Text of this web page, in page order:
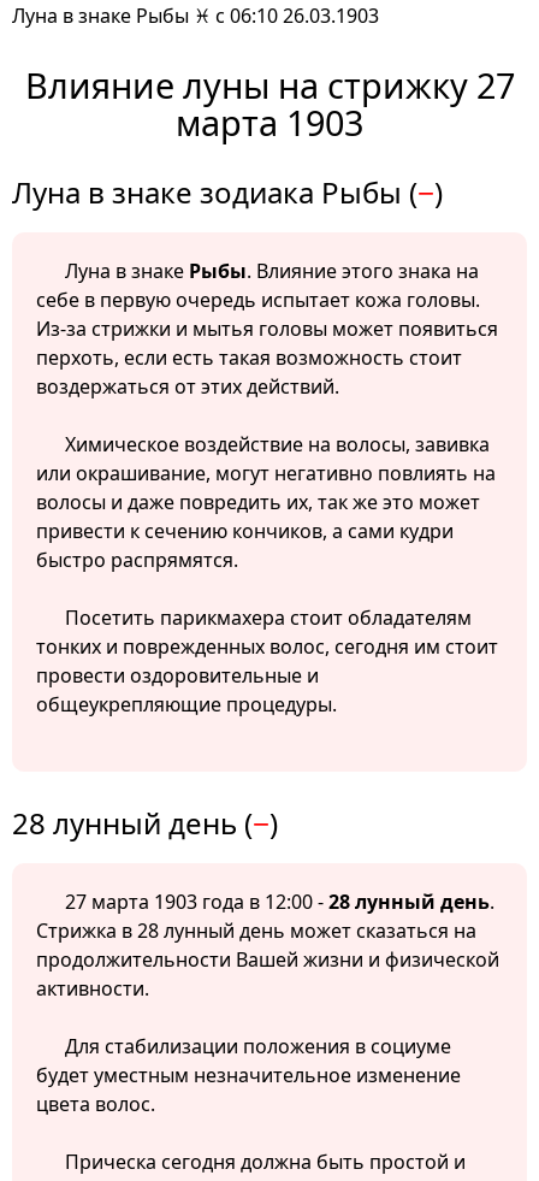
Луна в знаке Рыбы ♓ с 06:10 26.03.1903
Влияние луны на стрижку 27
марта 1903
Луна в знаке зодиака Рыбы (−)
Луна в знаке Рыбы. Влияние этого знака на
себе в первую очередь испытает кожа головы.
Из-за стрижки и мытья головы может появиться
перхоть, если есть такая возможность стоит
воздержаться от этих действий.
Химическое воздействие на волосы, завивка
или окрашивание, могут негативно повлиять на
волосы и даже повредить их, так же это может
привести к сечению кончиков, а сами кудри
быстро распрямятся.
Посетить парикмахера стоит обладателям
тонких и поврежденных волос, сегодня им стоит
провести оздоровительные и
общеукрепляющие процедуры.
28 лунный день (−)
27 марта 1903 года в 12:00 -28 лунный день.
Стрижка в 28 лунный день может сказаться на
продолжительности Вашей жизни и физической
активности.
Для стабилизации положения в социуме
будет уместным незначительное изменение
цвета волос.
Прическа сегодня должна быть простой и